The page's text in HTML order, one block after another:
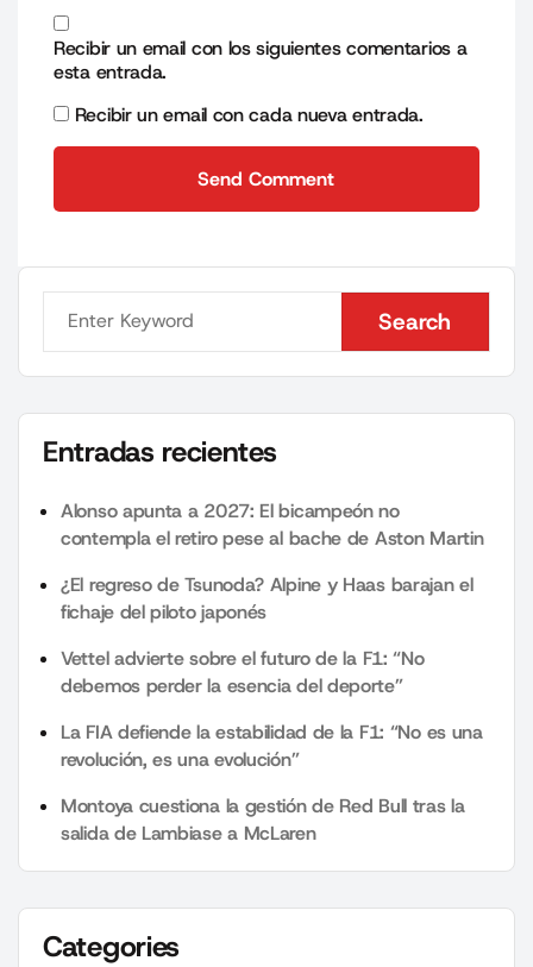
Recibir un email con los siguientes comentarios a
esta entrada.
Recibir un email con cada nueva entrada.
Send Comment
Search
Search
Entradas recientes
Alonso apunta a 2027: El bicampeón no
contempla el retiro pese al bache de Aston Martin
¿El regreso de Tsunoda? Alpine y Haas barajan el
fichaje del piloto japonés
Vettel advierte sobre el futuro de la F1: “No
debemos perder la esencia del deporte”
La FIA defiende la estabilidad de la F1: “No es una
revolución, es una evolución”
Montoya cuestiona la gestión de Red Bull tras la
salida de Lambiase a McLaren
Categories